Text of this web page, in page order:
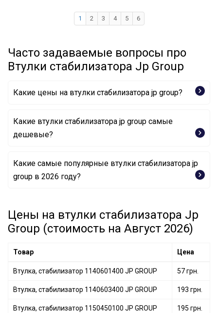
1 2 3 4 5 6
Часто задаваемые вопросы про
Втулки стабилизатора Jp Group
Какие цены на втулки стабилизатора jp group?
Какие втулки стабилизатора jp group самые
дешевые?
Втулка, стабилизатор 1140600200 JP GROUP
Втулка, стабилизатор 1140601700 JP GROUP
Какие самые популярные втулки стабилизатора jp
group в 2026 году?
Цены на втулки стабилизатора Jp
Group (стоимость на Август 2026)
Товар Цена
Втулка, стабилизатор 1140601400 JP GROUP 57 грн.
Втулка, стабилизатор 1140603400 JP GROUP 193 грн.
Втулка, стабилизатор 1150450100 JP GROUP 195 грн.